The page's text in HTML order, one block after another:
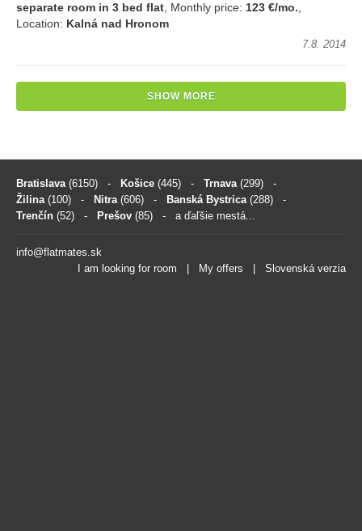
separate room in 3 bed flat, Monthly price: 123 €/mo.,
Location: Kalná nad Hronom
7.8. 2014
SHOW MORE
Bratislava (6150) - Košice (445) - Trnava (299) -
Žilina (100) - Nitra (606) - Banská Bystrica (288) -
Trenčín (52) - Prešov (85) - a ďaľšie mestá...
info@flatmates.sk
I am looking for room
My offers Slovenská verzia